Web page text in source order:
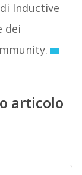
Inductive
dei
articolo